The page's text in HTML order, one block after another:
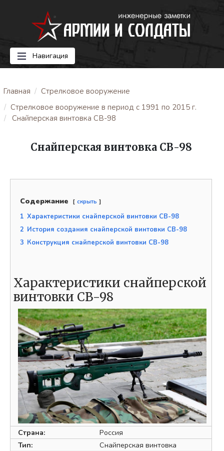
Навигация
Главная
Стрелковое вооружение
Стрелковое вооружение в период с 1991 по 2015 г.
Cнайперская винтовка СВ-98
Cнайперская винтовка СВ-98
Содержание скрыть
1 Характеристики снайперской винтовки СВ-98
2 История создания снайперской винтовки СВ-98
3 Конструкция снайперской винтовки СВ-98
Характеристики снайперской
винтовки СВ-98
Страна:
Россия
Тип:
Снайперская винтовка